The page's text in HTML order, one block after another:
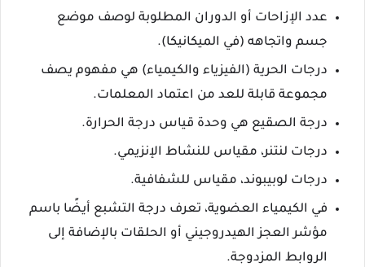
عدد الإزاحات أو الدوران المطلوبة لوصف موضع
جسم واتجاهه (في الميكانيكا).
درجات الحرية (الفيزياء والكيمياء) هي مفهوم يصف
مجموعة قابلة للعد من اعتماد المعلمات.
درجة الصقيع هي وحدة قياس درجة الحرارة.
درجات لنتنر، مقياس للنشاط الإنزيمي.
درجات لوبيبوند، مقياس للشفافية.
في الكيمياء العضوية، تعرف درجة التشبع أيضًا باسم
مؤشر العجز الهيدروجيني أو الحلقات بالإضافة إلى
الروابط المزدوجة.